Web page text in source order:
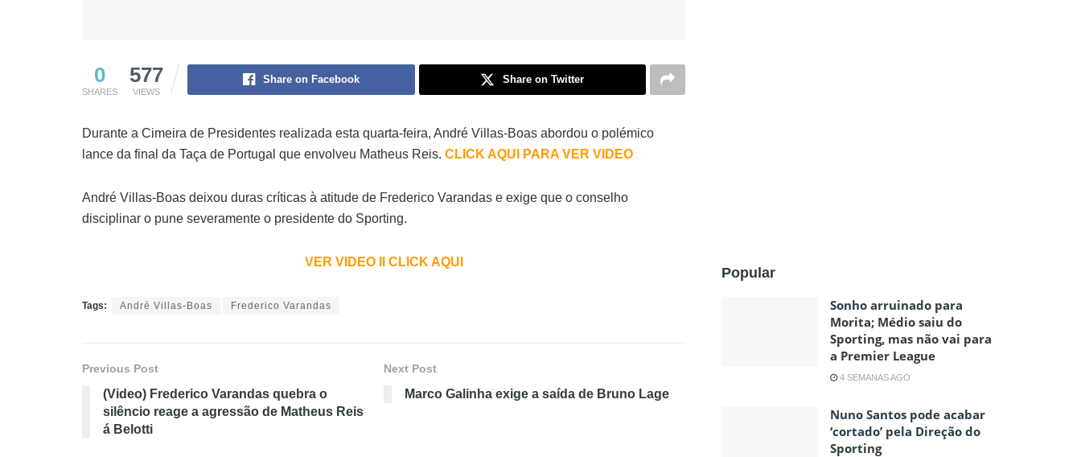
0
SHARES
577
VIEWS
Share on Facebook Share on Twitter
Durante a Cimeira de Presidentes realizada esta quarta-feira, André Villas-Boas abordou o polémico
lance da final da Taça de Portugal que envolveu Matheus Reis. CLICK AQUI PARA VER VIDEO
André Villas-Boas deixou duras críticas à atitude de Frederico Varandas e exige que o conselho
disciplinar o pune severamente o presidente do Sporting.
VER VIDEO II CLICK AQUI
Tags: André Villas-Boas Frederico Varandas
Previous Post
(Video) Frederico Varandas quebra o
silêncio reage a agressão de Matheus Reis
á Belotti
Next Post
Marco Galinha exige a saída de Bruno Lage
Popular
Sonho arruinado para
Morita; Médio saiu do
Sporting, mas não vai para
a Premier League
4 SEMANAS AGO
Nuno Santos pode acabar
‘cortado’ pela Direção do
Sporting